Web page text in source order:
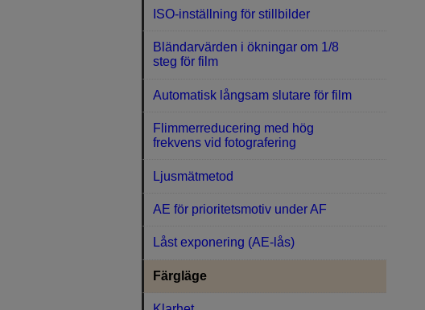
ISO-inställning för stillbilder
Bländarvärden i ökningar om 1/8
steg för film
Automatisk långsam slutare för film
Flimmerreducering med hög
frekvens vid fotografering
Ljusmätmetod
AE för prioritetsmotiv under AF
Låst exponering (AE-lås)
Färgläge